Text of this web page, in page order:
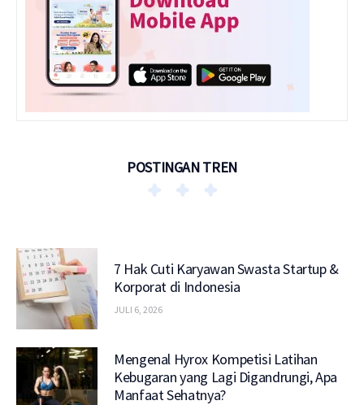
POSTINGAN TREN
7 Hak Cuti Karyawan Swasta Startup &
Korporat di Indonesia
JULI 6, 2026
Mengenal Hyrox Kompetisi Latihan
Kebugaran yang Lagi Digandrungi, Apa
Manfaat Sehatnya?